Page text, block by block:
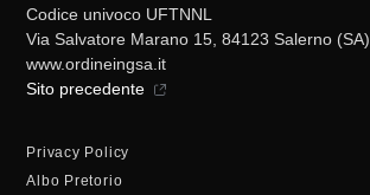
Codice univoco UFTNNL
Via Salvatore Marano 15, 84123 Salerno (SA)
www.ordineingsa.it
Sito precedente
Privacy Policy
Albo Pretorio